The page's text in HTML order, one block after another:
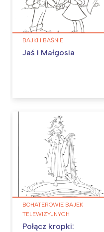
BAJKI I BAŚNIE
Jaś i Małgosia
BOHATEROWIE BAJEK
TELEWIZYJNYCH
Połącz kropki: